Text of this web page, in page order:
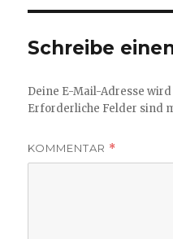
Schreibe
Deine E-Mail-Adresse
Erforderliche Felder sind
KOMMENTAR *